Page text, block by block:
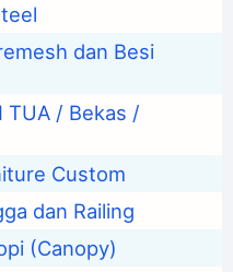
dan Besi
TUA / Bekas /
Custom
dan Railing
(Canopy)